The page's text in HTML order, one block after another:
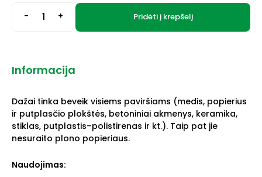
- + Pridėti į krepšelį
Informacija
Dažai tinka beveik visiems paviršiams (medis, popierius
ir putplasčio plokštės, betoniniai akmenys, keramika,
stiklas, putplastis–polistirenas ir kt.). Taip pat jie
nesuraito plono popieriaus.
Naudojimas: